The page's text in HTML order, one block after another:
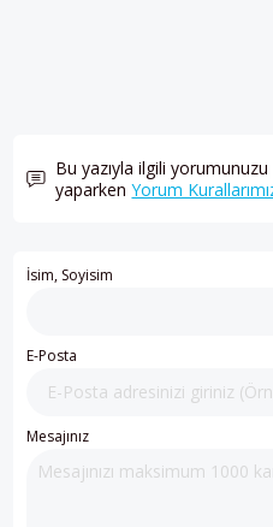
Bu yazıyla ilgili
yaparkenYorum
İsim, Soyisim
E-Posta
Mesajınız